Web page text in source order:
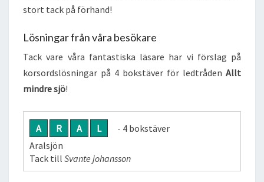
stort tack på förhand!
Lösningar från våra besökare
Tack vare våra fantastiska läsare har vi förslag på
korsordslösningar på 4 bokstäver för ledtråden Allt
mindre sjö!
A R A L
- 4 bokstäver
Aralsjön
Tack till Svante johansson